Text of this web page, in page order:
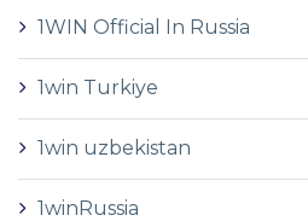
1WIN Official In Russia
1win Turkiye
1win uzbekistan
1winRussia